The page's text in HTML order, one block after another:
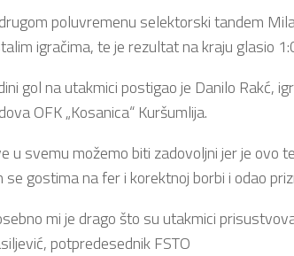
poluvremenu selektorski tandem
igračima, te je rezultat na kraju glasio
gol na utakmici postigao je Danilo Rakć,
OFK „Kosanica“ Kuršumlija.
u svemu možemo biti zadovoljni jer je ovo
se gostima na fer i korektnoj borbi i odao
mi je drago što su utakmici
potpredesednik FSTO